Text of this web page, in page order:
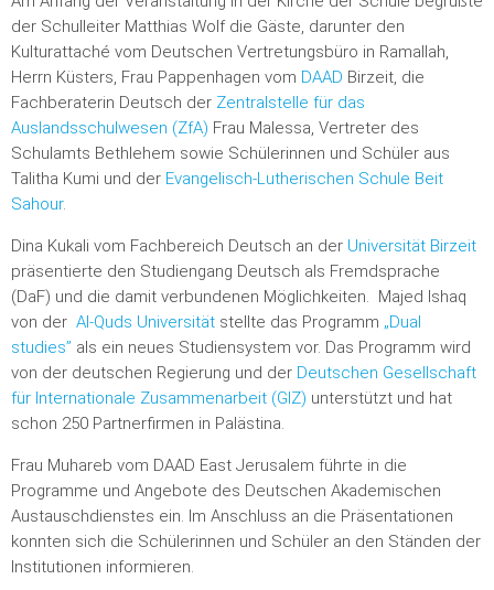
der Schulleiter Matthias Wolf die Gäste, darunter den
Kulturattaché vom Deutschen Vertretungsbüro in Ramallah,
Herrn Küsters, Frau Pappenhagen vom DAAD Birzeit, die
Fachberaterin Deutsch der Zentralstelle für das
Auslandsschulwesen (ZfA) Frau Malessa, Vertreter des
Schulamts Bethlehem sowie Schülerinnen und Schüler aus
Talitha Kumi und der Evangelisch-Lutherischen Schule Beit
Sahour.
Dina Kukali vom Fachbereich Deutsch an der Universität Birzeit
präsentierte den Studiengang Deutsch als Fremdsprache
(DaF) und die damit verbundenen Möglichkeiten. Majed Ishaq
von der Al-Quds Universität stellte das Programm „Dual
studies” als ein neues Studiensystem vor. Das Programm wird
von der deutschen Regierung und der Deutschen Gesellschaft
für Internationale Zusammenarbeit (GIZ) unterstützt und hat
schon 250 Partnerfirmen in Palästina.
Frau Muhareb vom DAAD East Jerusalem führte in die
Programme und Angebote des Deutschen Akademischen
Austauschdienstes ein. Im Anschluss an die Präsentationen
konnten sich die Schülerinnen und Schüler an den Ständen der
Institutionen informieren.